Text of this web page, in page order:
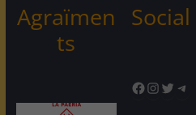
Agraïmen
ts
Social
Facebook
Twitter